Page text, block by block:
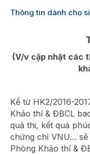
Thông tin dành cho
(V/v cập nhật các
Kể từ HK2/2016-
Khảo thí & ĐBCL
quả thi, kết quả
chứng chỉ VNU…
Phòng Khảo thí &